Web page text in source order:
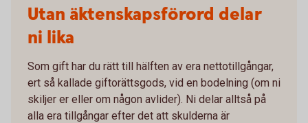
Utan äktenskapsförord delar
ni lika
Som gift har du rätt till hälften av era nettotillgångar,
ert så kallade giftorättsgods, vid en bodelning (om ni
skiljer er eller om någon avlider). Ni delar alltså på
alla era tillgångar efter det att skulderna är